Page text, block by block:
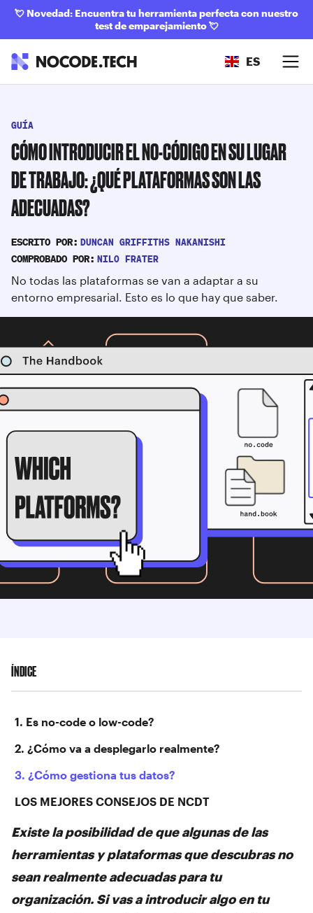
💘 Novedad: Encuentra tu herramienta perfecta con nuestro
test de emparejamiento💘
ES
GUÍA
CÓMO INTRODUCIR EL NO-CÓDIGO EN SU LUGAR
DE TRABAJO: ¿QUÉ PLATAFORMAS SON LAS
ADECUADAS?
ESCRITO POR: DUNCAN GRIFFITHS NAKANISHI
COMPROBADO POR: NILO FRATER
No todas las plataformas se van a adaptar a su
entorno empresarial. Esto es lo que hay que saber.
ÍNDICE
‍1. Es no-code o low-code?
2. ¿Cómo va a desplegarlo realmente?
3. ¿Cómo gestiona tus datos?
LOS MEJORES CONSEJOS DE NCDT
Existe la posibilidad de que algunas de las
herramientas y plataformas que descubras no
sean realmente adecuadas para tu
organización. Si vas a introducir algo en tu